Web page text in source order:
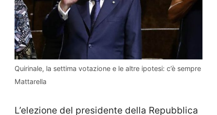
Quirinale, la settima votazione e le altre ipotesi: c’è sempre
Mattarella
L’elezione del presidente della Repubblica